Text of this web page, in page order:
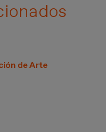
de Arte